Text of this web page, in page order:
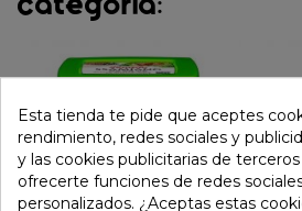
Esta tienda te pide que aceptes
rendimiento, redes sociales y
y las cookies publicitarias de
ofrecerte funciones de redes
personalizados. ¿Aceptas estas